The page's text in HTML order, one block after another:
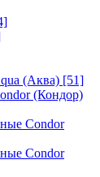
(Аква) [51]
(Кондор)
Condor
Condor